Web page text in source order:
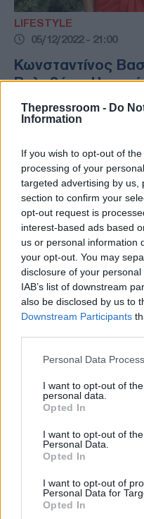
Thepressroom - Do
Information
If you wish to opt-out of
processing of your
targeted advertising by us,
section to confirm your
opt-out request is
interest-based ads based
us or personal information
your opt-out. You may
disclosure of your
IAB’s list of downstream
also be disclosed by us to
Downstream Participants
Please note that this
not limited to your visit or
grant or deny consent to
use your data for below
consent section.
Personal Data
I want to opt-out of
personal data.
Opted In
I want to opt-out of
Personal Data.
Opted In
I want to opt-out of
Personal Data for
Opted In
LIFESTYLE
05/12/2022 - 21:00
Κωνσταντίνος
Βαλαβάνη: Η
δημοσιεύματα
Η κοινή έξοδος
LIFESTYLE
Γενέθλια για τον
ή χωρίς την
Η Ευρυδίκη
του μετά τις φήμες